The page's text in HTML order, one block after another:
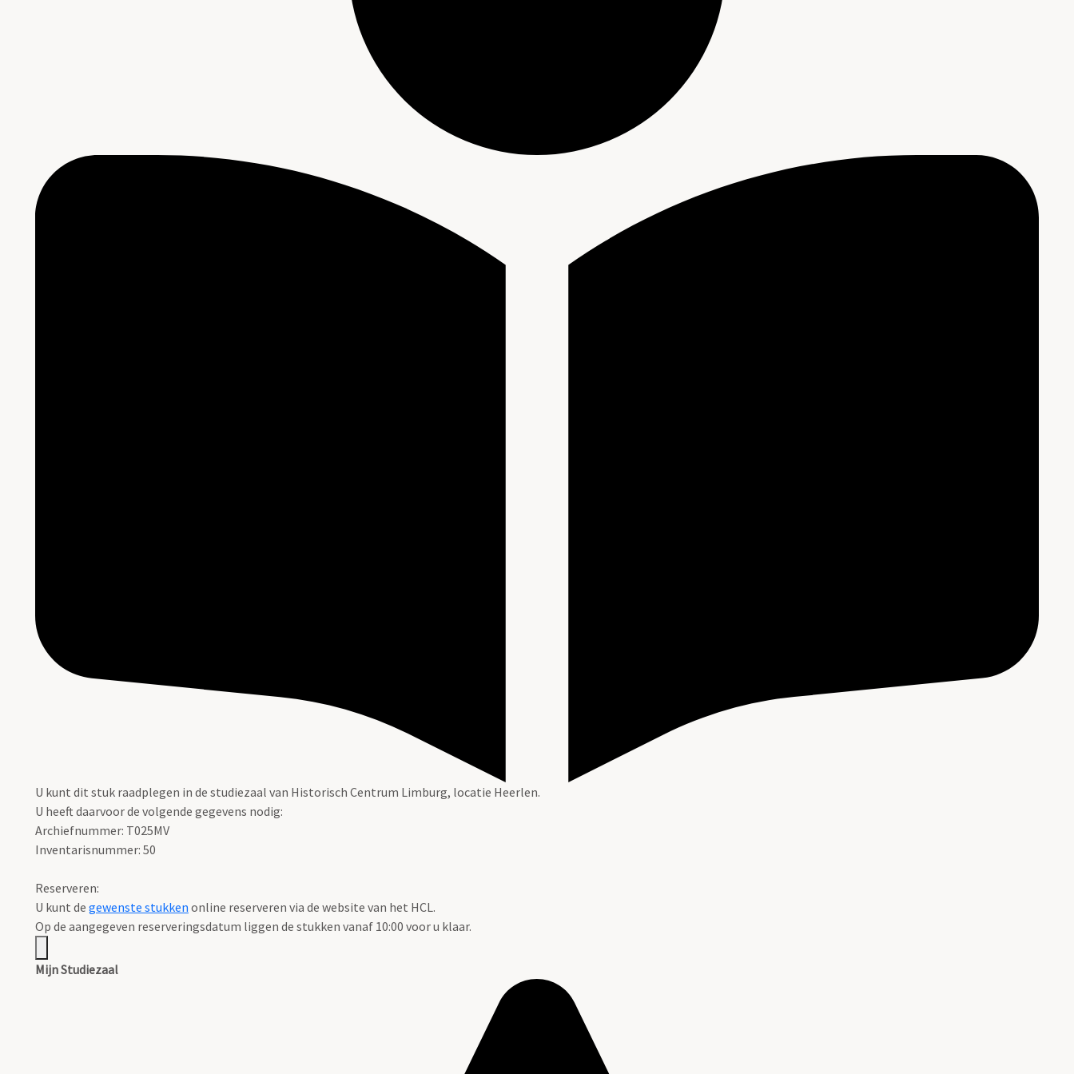
U kunt dit stuk raadplegen in de studiezaal van Historisch Centrum Limburg, locatie Heerlen.
U heeft daarvoor de volgende gegevens nodig:
Archiefnummer: T025MV
Inventarisnummer: 50
Reserveren:
U kunt de gewenste stukken online reserveren via de website van het HCL.
Op de aangegeven reserveringsdatum liggen de stukken vanaf 10:00 voor u klaar.
Mijn Studiezaal